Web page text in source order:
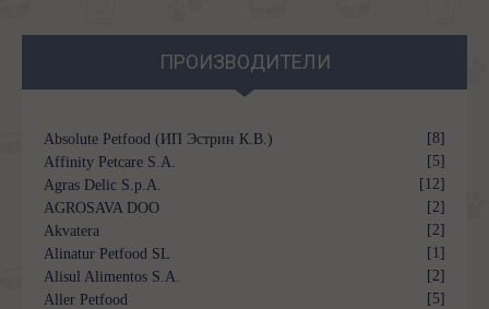
ПРОИЗВОДИТЕЛИ
Absolute Petfood (ИП Эстрин К.В.)
[8]
Affinity Petcare S.A.
[5]
Agras Delic S.p.A.
[12]
AGROSAVA DOO
[2]
Akvatera
[2]
Alinatur Petfood SL
[1]
Alisul Alimentos S.A.
[2]
Aller Petfood
[5]